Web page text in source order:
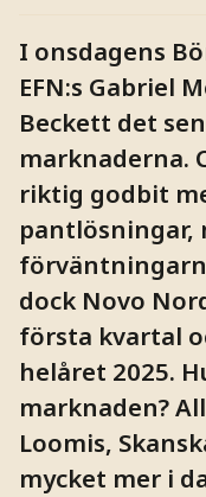
I onsdagens
EFN:s Gabriel
Beckett det
marknaderna.
riktig godbit
dock Novo
första kvartal
helåret 2025.
marknaden?
Loomis,
mycket mer i